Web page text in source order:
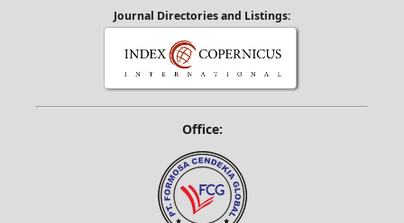
Journal Directories and Listings:
Office: